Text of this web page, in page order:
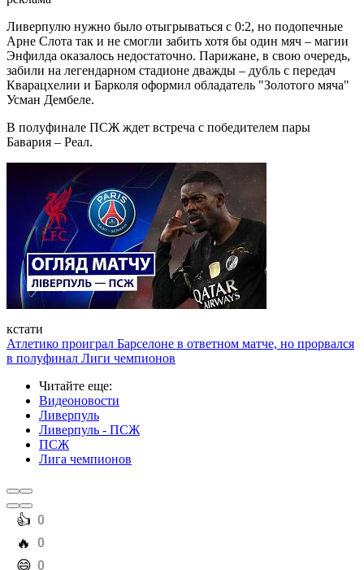
Ливерпулю нужно было отыгрываться с 0:2, но подопечные
Арне Слота так и не смогли забить хотя бы один мяч – магии
Энфилда оказалось недостаточно. Парижане, в свою очередь,
забили на легендарном стадионе дважды – дубль с передач
Кварацхелии и Барколя оформил обладатель "Золотого мяча"
Усман Дембеле.
В полуфинале ПСЖ ждет встреча с победителем пары
Бавария – Реал.
кстати
Атлетико проиграл Барселоне в ответном матче, но прорвался
в полуфинал Лиги чемпионов
Читайте еще:
Видеоновости
Ливерпуль
Ливерпуль - ПСЖ
ПСЖ
Лига чемпионов
️👍 0
️🔥 0
️😄 0